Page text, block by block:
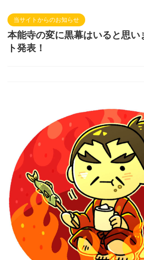
当サイトからのお知らせ
本能寺の変に黒幕はいると思い
ト発表！